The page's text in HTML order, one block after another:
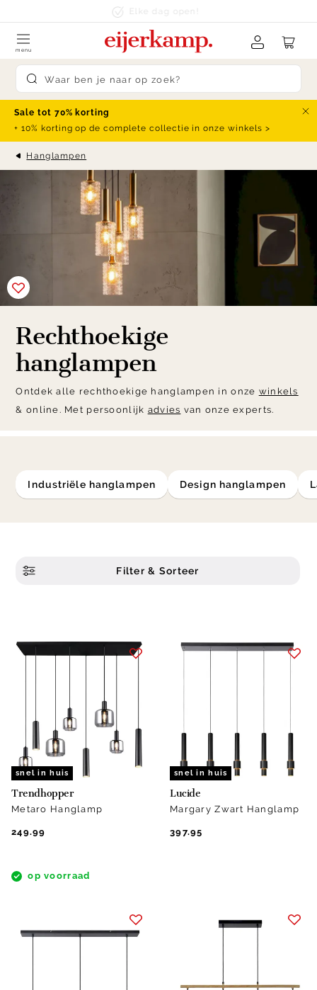
klanten beoordelen ons met een
Submit search
menu
Sale tot 70% korting
+ 10% korting op de complete collectie in onze winkels >
Hanglampen
Rechthoekige
hanglampen
Ontdek alle rechthoekige hanglampen in onze winkels
& online. Met persoonlijk advies van onze experts.
industriële hanglampen design hanglampen
Filter & Sorteer
snel in huis
Trendhopper
Metaro Hanglamp
249.99
op voorraad
snel in huis
Lucide
Margary Zwart Hanglamp
397.95